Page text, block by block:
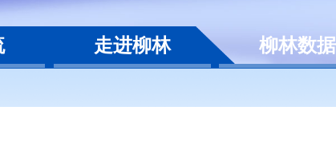
走进柳林 柳林数据